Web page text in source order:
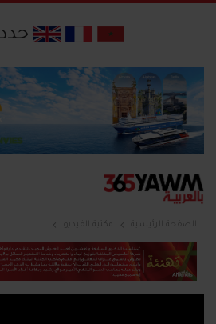
الصفحة الرئيسية مكتبة الفيديو